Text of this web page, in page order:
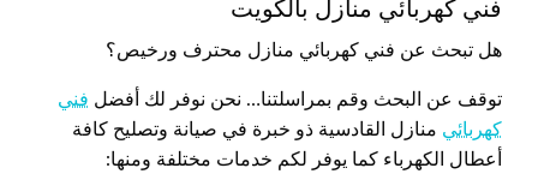
فني كهربائي منازل بالكويت
هل تبحث عن فني كهربائي منازل محترف ورخيص؟
توقف عن البحث وقم بمراسلتنا… نحن نوفر لك أفضل فني
كهربائي منازل القادسية ذو خبرة في صيانة وتصليح كافة
أعطال الكهرباء كما يوفر لكم خدمات مختلفة ومنها: